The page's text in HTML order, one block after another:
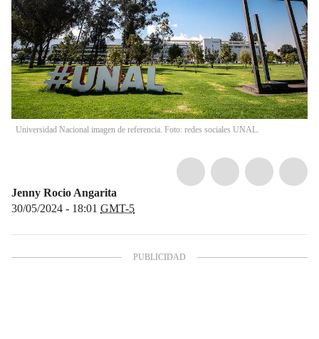
Universidad Nacional imagen de referencia. Foto: redes sociales UNAL.
Jenny Rocio Angarita
30/05/2024 - 18:01 GMT-5